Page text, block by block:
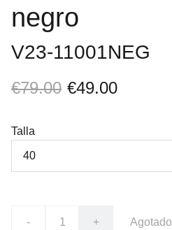
negro
V23-11001NEG
€79.00 €49.00
Talla
- + Agotado